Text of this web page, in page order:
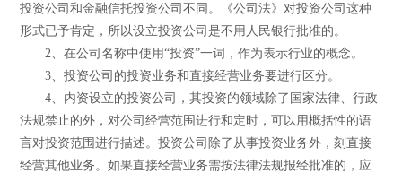
投资公司和金融信托投资公司不同。《公司法》对投资公司这种
形式已予肯定，所以设立投资公司是不用人民银行批准的。
2、在公司名称中使用“投资”一词，作为表示行业的概念。
3、投资公司的投资业务和直接经营业务要进行区分。
4、内资设立的投资公司，其投资的领域除了国家法律、行政
法规禁止的外，对公司经营范围进行和定时，可以用概括性的语
言对投资范围进行描述。投资公司除了从事投资业务外，刻直接
经营其他业务。如果直接经营业务需按法律法规报经批准的，应